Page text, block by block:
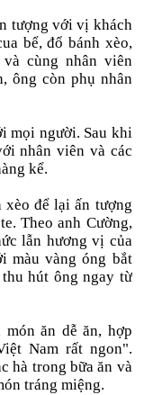
tượng với vị khách
bể, đổ bánh xèo,
cùng nhân viên
ông còn phụ nhân
mọi người. Sau khi
nhân viên và các
kể.
xèo để lại ấn tượng
Theo anh Cường,
lẫn hương vị của
màu vàng óng bắt
hút ông ngay từ
ăn dễ ăn, hợp
Nam rất ngon".
hà trong bữa ăn và
tráng miệng.